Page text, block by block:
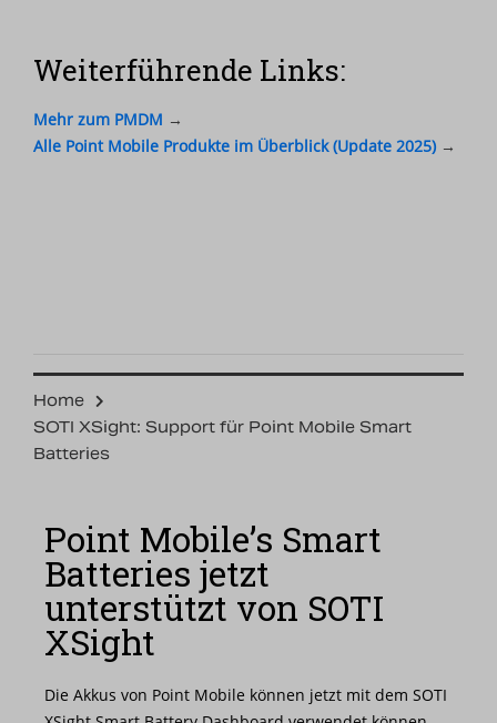
Weiterführende Links:
Mehr zum PMDM →
Alle Point Mobile Produkte im Überblick (Update 2025) →
Home
SOTI XSight: Support für Point Mobile Smart
Batteries
Point Mobile’s Smart
Batteries jetzt
unterstützt von SOTI
XSight
Die Akkus von Point Mobile können jetzt mit dem SOTI